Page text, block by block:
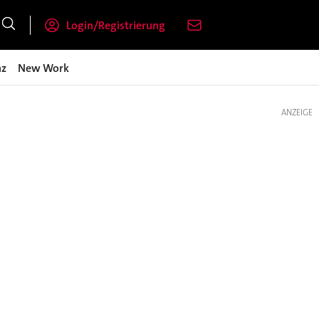
Login/Registrierung
New Work
ANZEIGE